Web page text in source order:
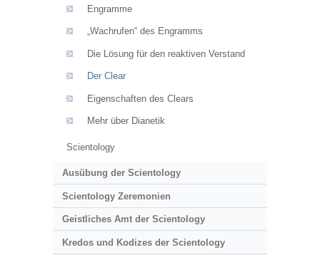
Engramme
„Wachrufen“ des Engramms
Die Lösung für den reaktiven Verstand
Der Clear
Eigenschaften des Clears
Mehr über Dianetik
Scientology
Ausübung der Scientology
Scientology Zeremonien
Geistliches Amt der Scientology
Kredos und Kodizes der Scientology